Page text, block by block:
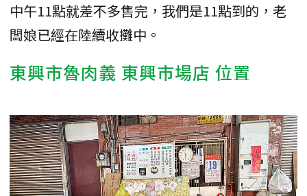
中午11點就差不多售完，我們是11點到的，老
闆娘已經在陸續收攤中。
東興市魯肉義 東興市場店 位置